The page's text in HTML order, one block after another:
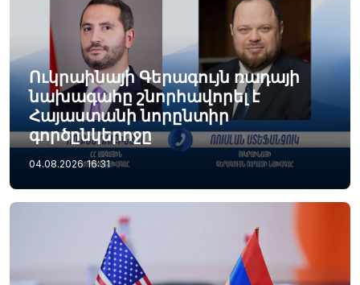
Ուկրաինայի Գերագույն ռադայի
նախագահը շնորհավորել է
Հայաստանի նորընտիր
գործընկերոջը
04.08.2026 16:31